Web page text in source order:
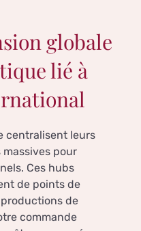
globale
lié à
centralisent leurs
pour
Ces hubs
de points de
de
commande